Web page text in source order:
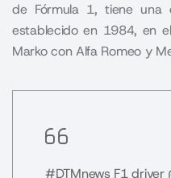
de Fórmula 1, tiene una
establecido en 1984, en
Marko con Alfa Romeo y
#DTMnews F1 driver